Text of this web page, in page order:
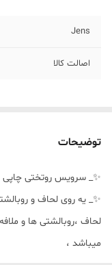
Jens
اصالت کالا
توضیحات
✨_ سرویس روتختی
✨_ یه روی لحاف و
لحاف ،روبالشتی ها و
میباشد ،